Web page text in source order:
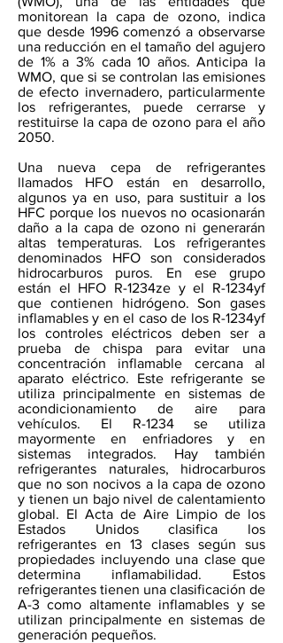
monitorean la capa de ozono, indica
que desde 1996 comenzó a observarse
una reducción en el tamaño del agujero
de 1% a 3% cada 10 años. Anticipa la
WMO, que si se controlan las emisiones
de efecto invernadero, particularmente
los refrigerantes, puede cerrarse y
restituirse la capa de ozono para el año
2050.
Una nueva cepa de refrigerantes
llamados HFO están en desarrollo,
algunos ya en uso, para sustituir a los
HFC porque los nuevos no ocasionarán
daño a la capa de ozono ni generarán
altas temperaturas. Los refrigerantes
denominados HFO son considerados
hidrocarburos puros. En ese grupo
están el HFO R-1234ze y el R-1234yf
que contienen hidrógeno. Son gases
inflamables y en el caso de los R-1234yf
los controles eléctricos deben ser a
prueba de chispa para evitar una
concentración inflamable cercana al
aparato eléctrico. Este refrigerante se
utiliza principalmente en sistemas de
acondicionamiento de aire para
vehículos. El R-1234 se utiliza
mayormente en enfriadores y en
sistemas integrados. Hay también
refrigerantes naturales, hidrocarburos
que no son nocivos a la capa de ozono
y tienen un bajo nivel de calentamiento
global. El Acta de Aire Limpio de los
Estados Unidos clasifica los
refrigerantes en 13 clases según sus
propiedades incluyendo una clase que
determina inflamabilidad. Estos
refrigerantes tienen una clasificación de
A-3 como altamente inflamables y se
utilizan principalmente en sistemas de
generación pequeños.